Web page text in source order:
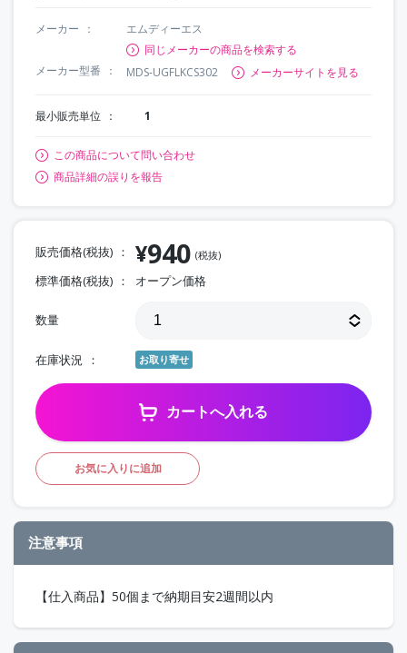
メーカー
エムディーエス
同じメーカーの商品を検索する
メーカー型番
MDS-UGFLKCS302 メーカーサイトを見る
最小販売単位 1
この商品について問い合わせ
商品詳細の誤りを報告
販売価格(税抜) ¥940 (税抜)
標準価格(税抜) オープン価格
数量
在庫状況 お取り寄せ
カートへ入れる
お気に入りに追加
注意事項
【仕入商品】50個まで納期目安2週間以内